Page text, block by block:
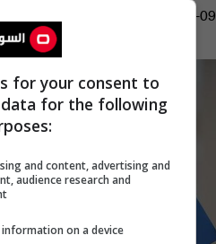
04:31 | 2022-11-09
for your consent to
data for the following
and content, advertising and
audience research and
on a device